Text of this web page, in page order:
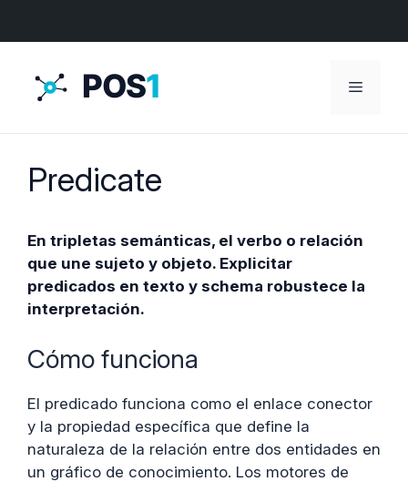
Menú
Predicate
En tripletas semánticas, el verbo o relación
que une sujeto y objeto. Explicitar
predicados en texto y schema robustece la
interpretación.
Cómo funciona
El predicado funciona como el enlace conector
y la propiedad específica que define la
naturaleza de la relación entre dos entidades en
un gráfico de conocimiento. Los motores de